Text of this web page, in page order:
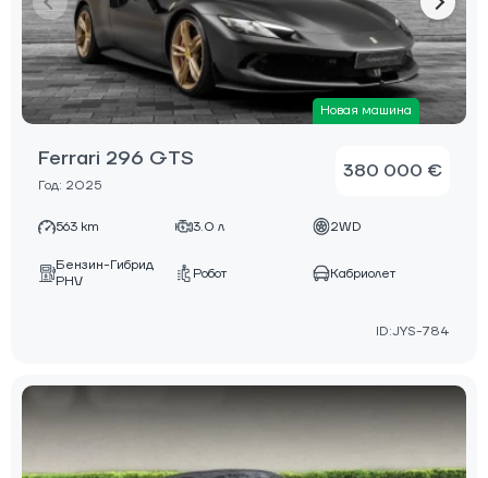
Новая машина
Ferrari 296 GTS
Год: 2025
380 000 €
563 km 3.0 л 2WD
Бензин-Гибрид
PHV
Робот Кабриолет
ID:JYS-784